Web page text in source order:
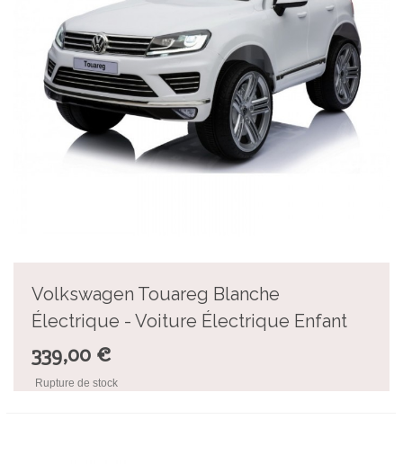
Volkswagen Touareg Blanche
Électrique - Voiture Électrique Enfant
339,00 €
Rupture de stock